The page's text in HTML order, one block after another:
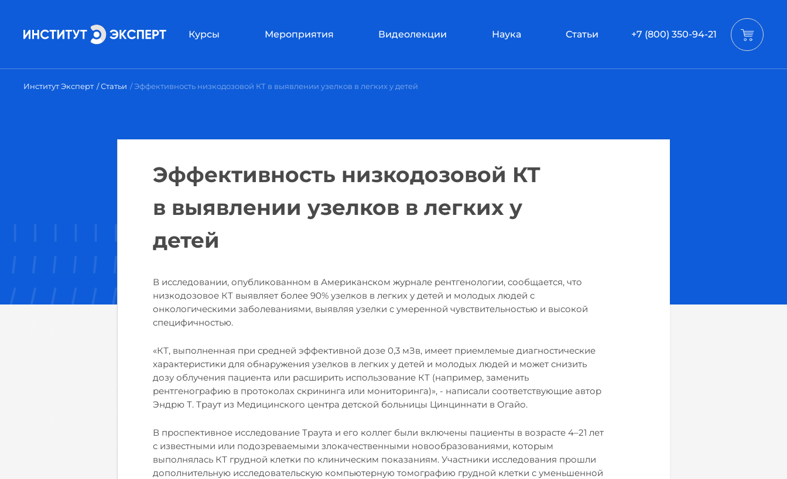
Курсы Мероприятия Видеолекции Наука Статьи +7 (800) 350-94-21
Институт Эксперт Статьи Эффективность низкодозовой КТ в выявлении узелков в легких у детей
Эффективность низкодозовой КТ
в выявлении узелков в легких у
детей
В исследовании, опубликованном в Американском журнале рентгенологии, сообщается, что
низкодозовое КТ выявляет более 90% узелков в легких у детей и молодых людей с
онкологическими заболеваниями, выявляя узелки с умеренной чувствительностью и высокой
специфичностью.
«КТ, выполненная при средней эффективной дозе 0,3 мЗв, имеет приемлемые диагностические
характеристики для обнаружения узелков в легких у детей и молодых людей и может снизить
дозу облучения пациента или расширить использование КТ (например, заменить
рентгенографию в протоколах скрининга или мониторинга)», - написали соответствующие автор
Эндрю Т. Траут из Медицинского центра детской больницы Цинциннати в Огайо.
В проспективное исследование Траута и его коллег были включены пациенты в возрасте 4–21 лет
с известными или подозреваемыми злокачественными новообразованиями, которым
выполнялась КТ грудной клетки по клиническим показаниям. Участники исследования прошли
дополнительную исследовательскую компьютерную томографию грудной клетки с уменьшенной